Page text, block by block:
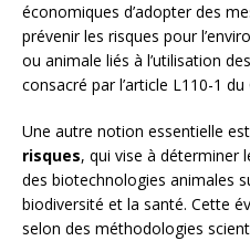
économiques d’adopter des
prévenir les risques pour
ou animale liés à l’utilisation
consacré par l’article L110-1
Une autre notion essentielle est
risques, qui vise à déterminer
des biotechnologies animales
biodiversité et la santé. Cette
selon des méthodologies